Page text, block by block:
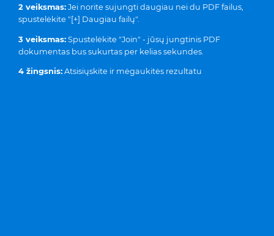
2 veiksmas: Jei norite sujungti daugiau nei du PDF failus,
spustelėkite "[+] Daugiau failų".
3 veiksmas: Spustelėkite "Join" - jūsų jungtinis PDF
dokumentas bus sukurtas per kelias sekundes.
4 žingsnis: Atsisiųskite ir mėgaukitės rezultatu